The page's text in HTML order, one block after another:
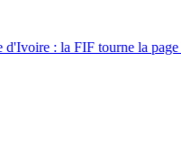
tourne la page Emerse Faé